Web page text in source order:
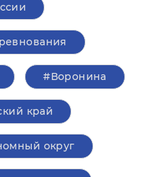
#Воронина
край
округ